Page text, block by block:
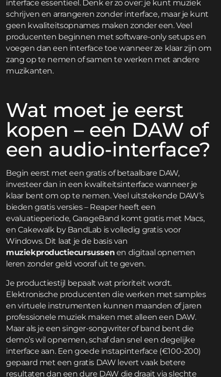
interface essentieel. Denk er zo over: je kunt muziek
schrijven en arrangeren zonder interface, maar je kunt
geen kwaliteitsopnames maken zonder een. Veel
producenten beginnen met software-only setups en
voegen dan een interface toe wanneer ze klaar zijn om
zang op te nemen of samen te werken met andere
muzikanten.
Wat moet je eerst
kopen – een DAW of
een audio-interface?
Begin eerst met een gratis of betaalbare DAW,
investeer dan in een kwaliteitsinterface wanneer je
klaar bent om op te nemen. Veel uitstekende DAW’s
bieden gratis versies – Reaper heeft een
evaluatieperiode, GarageBand komt gratis met Macs,
en Cakewalk by BandLab is volledig gratis voor
Windows. Dit laat je de basis van
muziekproductiecursussen en digitaal opnemen
leren zonder geld vooraf uit te geven.
Je productiestijl bepaalt wat prioriteit wordt.
Elektronische producenten die werken met samples
en virtuele instrumenten kunnen maanden of jaren
professionele muziek maken met alleen een DAW.
Maar als je een singer-songwriter of band bent die
demo’s wil opnemen, schaf dan snel een degelijke
interface aan. Een goede instapinterface (€100-200)
gepaard met een gratis DAW levert vaak betere
resultaten dan een dure DAW die draait via slechte